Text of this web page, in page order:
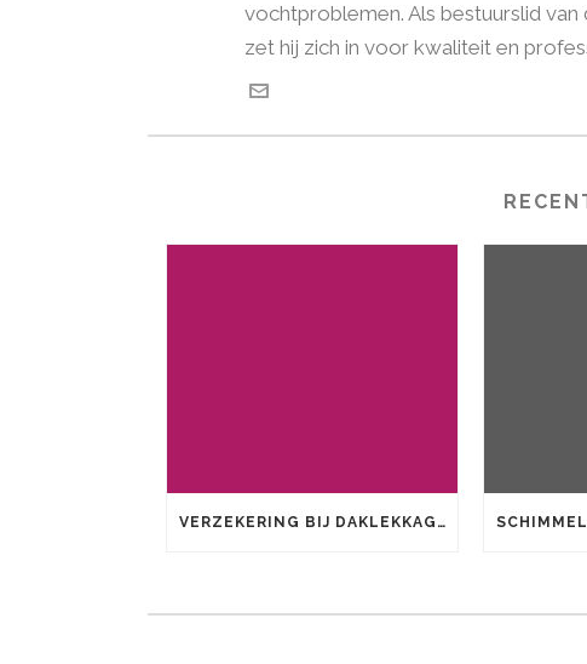
vochtproblemen. Als bestuurslid
zet hij zich in voor kwaliteit en
VERZEKERING BIJ DAKLEKKAGE: WANNEER KRIJGT U SCHADE VERGOED?